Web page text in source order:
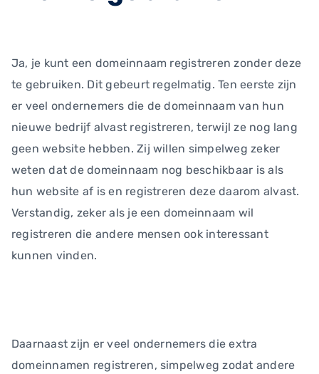
Ja, je kunt een domeinnaam registreren zonder deze
te gebruiken. Dit gebeurt regelmatig. Ten eerste zijn
er veel ondernemers die de domeinnaam van hun
nieuwe bedrijf alvast registreren, terwijl ze nog lang
geen website hebben. Zij willen simpelweg zeker
weten dat de domeinnaam nog beschikbaar is als
hun website af is en registreren deze daarom alvast.
Verstandig, zeker als je een domeinnaam wil
registreren die andere mensen ook interessant
kunnen vinden.
Daarnaast zijn er veel ondernemers die extra
domeinnamen registreren, simpelweg zodat andere